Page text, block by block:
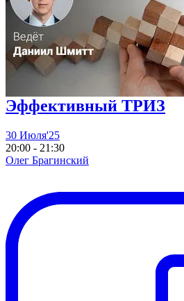
Эффективный ТРИЗ
30 Июля'25
20:00 - 21:30
Олег Брагинский